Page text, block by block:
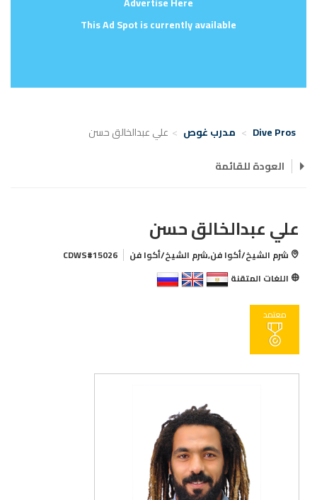
This Ad Spot is currently available
Dive Pros مدرب غوص
علي عبدالخالق حسن
العودة للقائمة
علي عبدالخالق حسن
شرم الشيخ/أكوا فن,شرم الشيخ/أكوا فن
CDWS#15026
اللغات المتقنة
معتمد